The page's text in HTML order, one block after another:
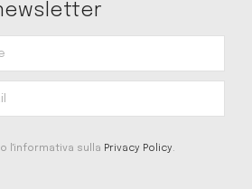
l'informativa sulla Privacy Policy.